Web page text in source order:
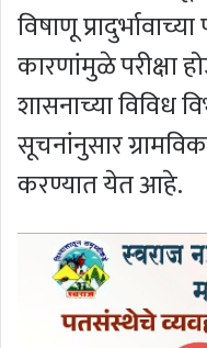
विषाणू
कारणांमुळे परीक्षा
शासनाच्या विविध
सूचनांनुसार
करण्यात येत आहे.